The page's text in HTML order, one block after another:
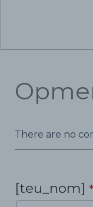
There are no
[teu_nom] *